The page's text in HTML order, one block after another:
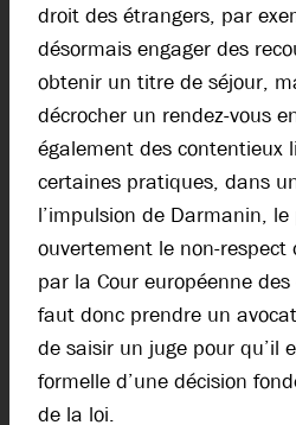
droit des étrangers, par
désormais engager des
obtenir un titre de séjour,
décrocher un rendez-vous
également des contentieux
certaines pratiques, dans
l’impulsion de Darmanin,
ouvertement le non-respect
par la Cour européenne
faut donc prendre un
de saisir un juge pour qu’il
formelle d’une décision
de la loi.